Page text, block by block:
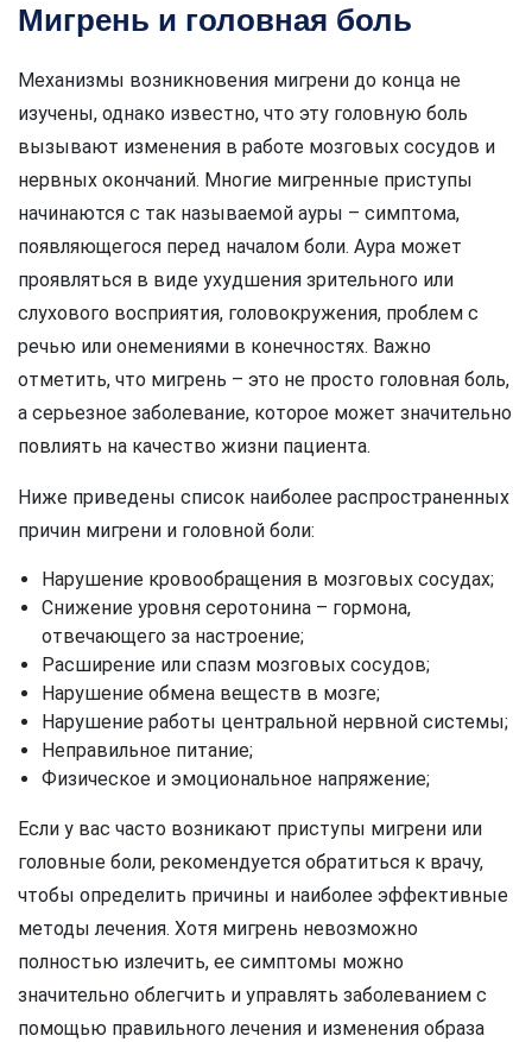
Мигрень и головная боль
Механизмы возникновения мигрени до конца не
изучены, однако известно, что эту головную боль
вызывают изменения в работе мозговых сосудов и
нервных окончаний. Многие мигренные приступы
начинаются с так называемой ауры – симптома,
появляющегося перед началом боли. Аура может
проявляться в виде ухудшения зрительного или
слухового восприятия, головокружения, проблем с
речью или онемениями в конечностях. Важно
отметить, что мигрень – это не просто головная боль,
а серьезное заболевание, которое может значительно
повлиять на качество жизни пациента.
Ниже приведены список наиболее распространенных
причин мигрени и головной боли:
Нарушение кровообращения в мозговых сосудах;
Снижение уровня серотонина – гормона,
отвечающего за настроение;
Расширение или спазм мозговых сосудов;
Нарушение обмена веществ в мозге;
Нарушение работы центральной нервной системы;
Неправильное питание;
Физическое и эмоциональное напряжение;
Если у вас часто возникают приступы мигрени или
головные боли, рекомендуется обратиться к врачу,
чтобы определить причины и наиболее эффективные
методы лечения. Хотя мигрень невозможно
полностью излечить, ее симптомы можно
значительно облегчить и управлять заболеванием с
помощью правильного лечения и изменения образа